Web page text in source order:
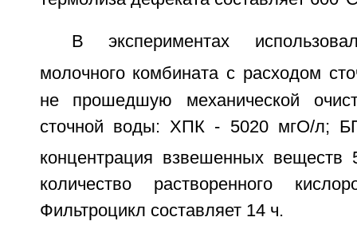
В экспериментах
молочного комбината с расходом
не прошедшую механической
сточной воды: ХПК - 5020 мгО/л;
концентрация взвешенных
количество растворенного
Фильтроцикл составляет 14 ч.